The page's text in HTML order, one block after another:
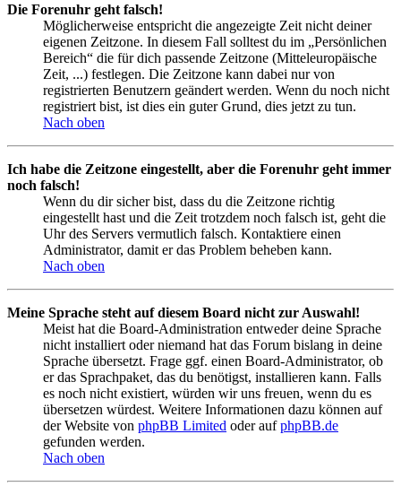
Die Forenuhr geht falsch!
Möglicherweise entspricht die angezeigte Zeit nicht deiner
eigenen Zeitzone. In diesem Fall solltest du im „Persönlichen
Bereich“ die für dich passende Zeitzone (Mitteleuropäische
Zeit, ...) festlegen. Die Zeitzone kann dabei nur von
registrierten Benutzern geändert werden. Wenn du noch nicht
registriert bist, ist dies ein guter Grund, dies jetzt zu tun.
Nach oben
Ich habe die Zeitzone eingestellt, aber die Forenuhr geht immer
noch falsch!
Wenn du dir sicher bist, dass du die Zeitzone richtig
eingestellt hast und die Zeit trotzdem noch falsch ist, geht die
Uhr des Servers vermutlich falsch. Kontaktiere einen
Administrator, damit er das Problem beheben kann.
Nach oben
Meine Sprache steht auf diesem Board nicht zur Auswahl!
Meist hat die Board-Administration entweder deine Sprache
nicht installiert oder niemand hat das Forum bislang in deine
Sprache übersetzt. Frage ggf. einen Board-Administrator, ob
er das Sprachpaket, das du benötigst, installieren kann. Falls
es noch nicht existiert, würden wir uns freuen, wenn du es
übersetzen würdest. Weitere Informationen dazu können auf
der Website von phpBB Limited oder aufphpBB.de
gefunden werden.
Nach oben